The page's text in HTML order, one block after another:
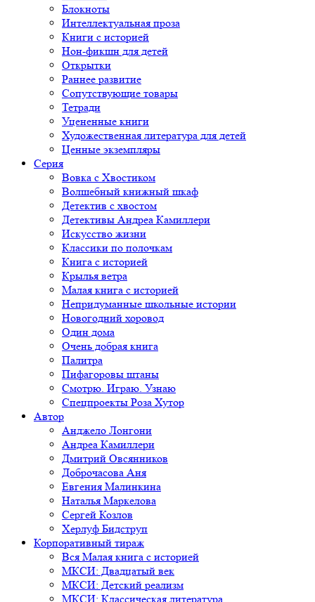
Блокноты
Интеллектуальная проза
Книги с историей
Нон-фикшн для детей
Открытки
Раннее развитие
Сопутствующие товары
Тетради
Уцененные книги
Художественная литература для детей
Ценные экземпляры
Серия
Вовка с Хвостиком
Волшебный книжный шкаф
Детектив с хвостом
Детективы Андреа Камиллери
Искусство жизни
Классики по полочкам
Книга с историей
Крылья ветра
Малая книга с историей
Непридуманные школьные истории
Новогодний хоровод
Один дома
Очень добрая книга
Палитра
Пифагоровы штаны
Смотрю. Играю. Узнаю
Спецпроекты Роза Хутор
Автор
Анджело Лонгони
Андреа Камиллери
Дмитрий Овсянников
Доброчасова Аня
Евгения Малинкина
Наталья Маркелова
Сергей Козлов
Херлуф Бидструп
Корпоративный тираж
Вся Малая книга с историей
МКСИ: Двадцатый век
МКСИ: Детский реализм
МКСИ: Классическая литература